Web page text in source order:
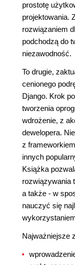
prostotę
projektowania.
rozwiązaniem
podchodzą do
niezawodność.
To drugie,
cenionego
Django. Krok
tworzenia
wdrożenie, z
dewelopera.
z
innych
Książka
rozwiązywania
a także - w
nauczyć się
Najważniejsze